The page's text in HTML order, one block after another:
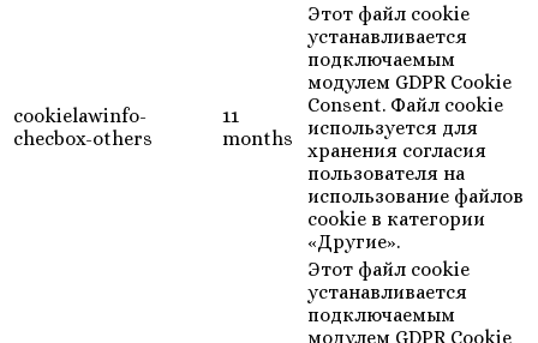
cookielawinfo-
checbox-others
11
months
Этот файл cookie
устанавливается
подключаемым
модулем GDPR Cookie
Consent. Файл cookie
используется для
хранения согласия
пользователя на
использование файлов
cookie в категории
«Другие».
Этот файл cookie
устанавливается
подключаемым
модулем GDPR Cookie